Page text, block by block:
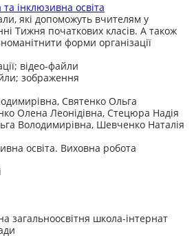
інклюзивна освіта
які допоможуть вчителям у
Тижня початкових класів. А також
форми організації
відео-файли
зображення
Святенко Ольга
Олена Леонідівна, Стецюра Надія
Володимирівна, Шевченко Наталія
освіта. Виховна робота
загальноосвітня школа-інтернат